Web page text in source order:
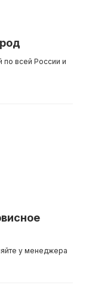
по всей России и
у менеджера